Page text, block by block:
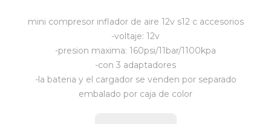
mini compresor inflador de aire 12v s12 c accesorios
-voltaje: 12v
-presion maxima: 160psi/11bar/1100kpa
-con 3 adaptadores
-la bateria y el cargador se venden por separado
embalado por caja de color
Ferretería